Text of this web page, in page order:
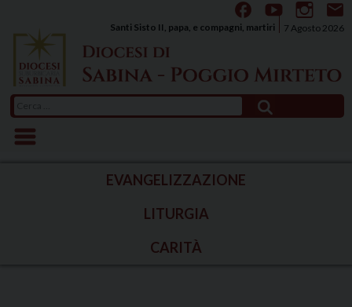
content
7 Agosto 2026
Santi Sisto II, papa, e compagni, martiri
per:
EVANGELIZZAZIONE
LITURGIA
CARITÀ